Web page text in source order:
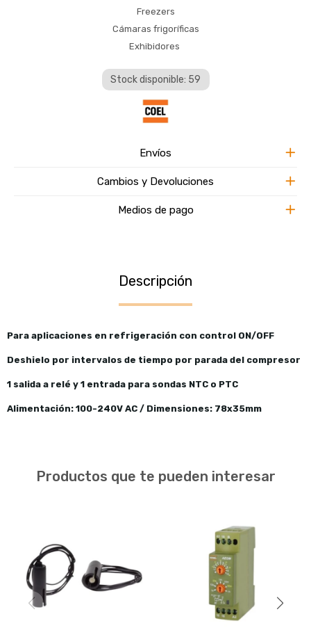
Freezers
Cámaras frigoríficas
Exhibidores
Stock disponible: 59
Envíos
Cambios y Devoluciones
Medios de pago
Descripción
Para aplicaciones en refrigeración con control ON/OFF
Deshielo por intervalos de tiempo por parada del compresor
1 salida a relé y 1 entrada para sondas NTC o PTC
Alimentación: 100-240V AC / Dimensiones: 78x35mm
Productos que te pueden interesar